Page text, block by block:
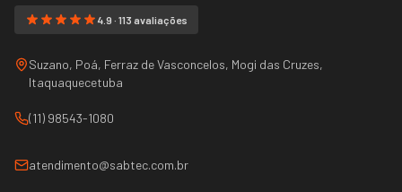
4.9 · 113 avaliações
Suzano, Poá, Ferraz de Vasconcelos, Mogi das Cruzes,
Itaquaquecetuba
(11) 98543-1080
atendimento@sabtec.com.br